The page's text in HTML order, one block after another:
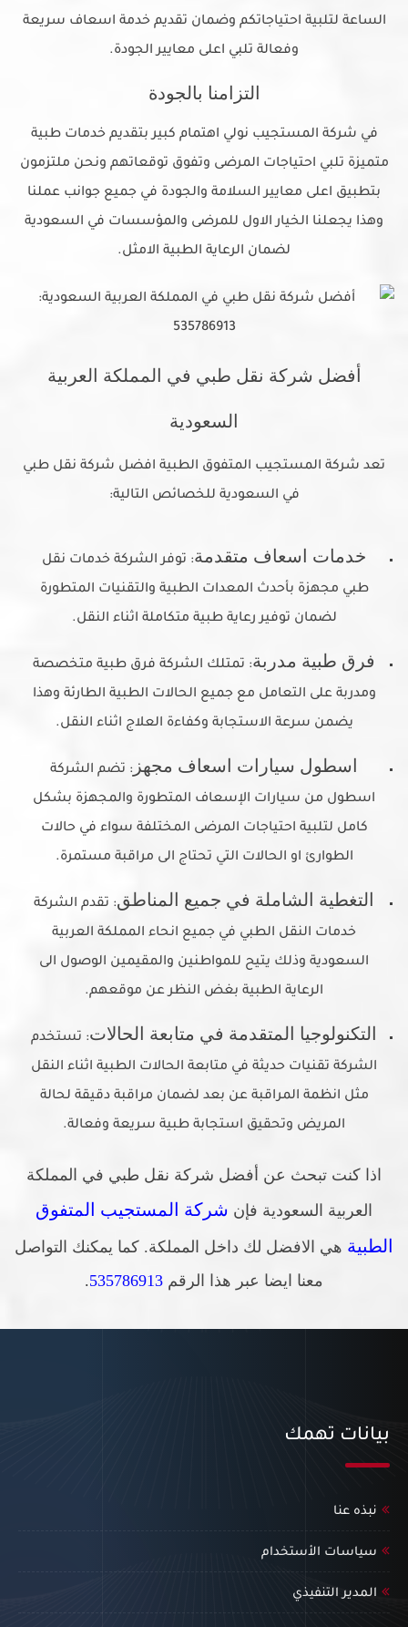
الساعة لتلبية احتياجاتكم وضمان تقديم خدمة اسعاف سريعة
وفعالة تلبي اعلى معايير الجودة.
التزامنا بالجودة
في شركة المستجيب نولي اهتمام كبير بتقديم خدمات طبية
متميزة تلبي احتياجات المرضى وتفوق توقعاتهم ونحن ملتزمون
بتطبيق اعلى معايير السلامة والجودة في جميع جوانب عملنا
وهذا يجعلنا الخيار الاول للمرضى والمؤسسات في السعودية
لضمان الرعاية الطبية الامثل.
أفضل شركة نقل طبي في المملكة العربية
السعودية
تعد شركة المستجيب المتفوق الطبية افضل شركة نقل طبي
في السعودية للخصائص التالية:
خدمات اسعاف متقدمة: توفر الشركة خدمات نقل
طبي مجهزة بأحدث المعدات الطبية والتقنيات المتطورة
لضمان توفير رعاية طبية متكاملة اثناء النقل.
فرق طبية مدربة: تمتلك الشركة فرق طبية متخصصة
ومدربة على التعامل مع جميع الحالات الطبية الطارئة وهذا
يضمن سرعة الاستجابة وكفاءة العلاج اثناء النقل.
اسطول سيارات اسعاف مجهز : تضم الشركة
اسطول من سيارات الإسعاف المتطورة والمجهزة بشكل
كامل لتلبية احتياجات المرضى المختلفة سواء في حالات
الطوارئ او الحالات التي تحتاج الى مراقبة مستمرة.
التغطية الشاملة في جميع المناطق: تقدم الشركة
خدمات النقل الطبي في جميع انحاء المملكة العربية
السعودية وذلك يتيح للمواطنين والمقيمين الوصول الى
الرعاية الطبية بغض النظر عن موقعهم.
التكنولوجيا المتقدمة في متابعة الحالات: تستخدم
الشركة تقنيات حديثة في متابعة الحالات الطبية اثناء النقل
مثل انظمة المراقبة عن بعد لضمان مراقبة دقيقة لحالة
المريض وتحقيق استجابة طبية سريعة وفعالة.
اذا كنت تبحث عن أفضل شركة نقل طبي في المملكة
العربية السعودية فإن شركة المستجيب المتفوق
الطبية هي الافضل لك داخل المملكة. كما يمكنك التواصل
معنا ايضا عبر هذا الرقم 535786913
.
بيانات تهمك
نبذه عنا
سياسات الأستخدام
المدير التنفيذي